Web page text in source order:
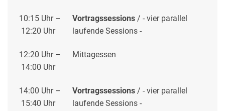
10:15 Uhr –
12:20 Uhr
Vortragssessions / - vier parallel
laufende Sessions -
12:20 Uhr –
14:00 Uhr
Mittagessen
14:00 Uhr –
15:40 Uhr
Vortragssessions / - vier parallel
laufende Sessions -